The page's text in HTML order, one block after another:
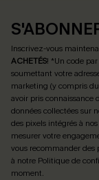
Inscrivez-vous
ACHETÉS! *Un code
soumettant votre
marketing (y compris
avoir pris connaissance
données collectées sur
des pixels intégrés à
mesurer votre
vous recommander des
à notre Politique de
moment.